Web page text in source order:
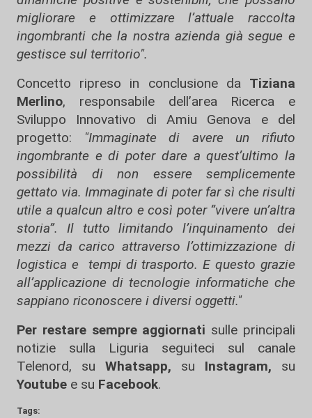
migliorare e ottimizzare l’attuale raccolta
ingombranti che la nostra azienda già segue e
gestisce sul territorio".
Concetto ripreso in conclusione da Tiziana
Merlino, responsabile dell’area Ricerca e
Sviluppo Innovativo di Amiu Genova e del
progetto:
"Immaginate di avere un rifiuto
ingombrante e di poter dare a quest’ultimo la
possibilità di non essere semplicemente
gettato via. Immaginate di poter far sì che risulti
utile a qualcun altro e così poter “vivere un’altra
storia”. Il tutto limitando l’inquinamento dei
mezzi da carico attraverso l’ottimizzazione di
logistica e tempi di trasporto. E questo grazie
all’applicazione di tecnologie informatiche che
sappiano riconoscere i diversi oggetti."
Per restare sempre aggiornati sulle principali
notizie sulla Liguria seguiteci sul canale
Telenord, su
Whatsapp, su Instagram, su
Youtube e su Facebook.
Tags: